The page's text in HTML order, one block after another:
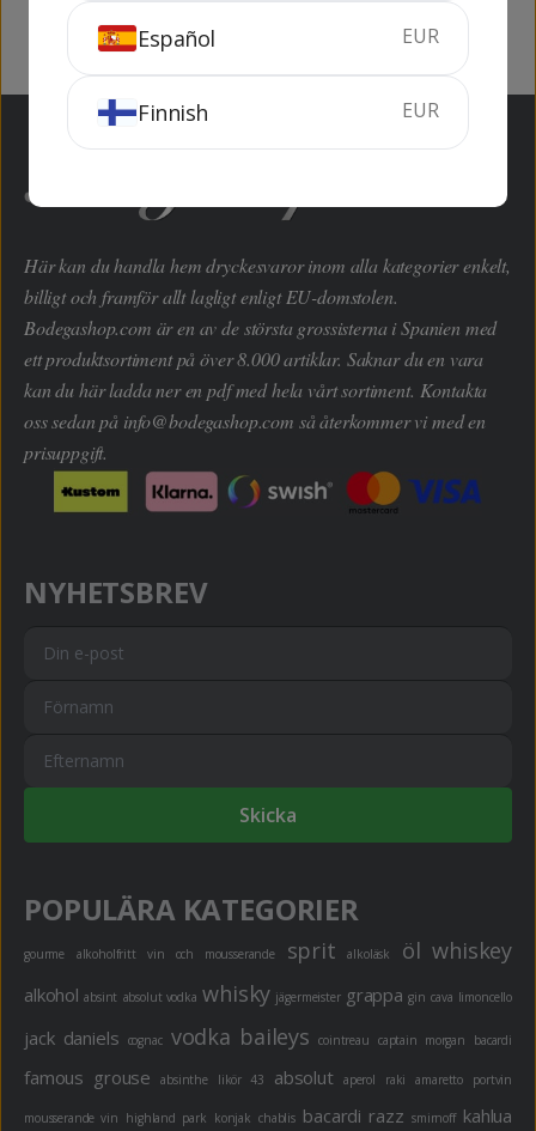
Här kan du handla hem dryckesvaror inom alla kategorier enkelt,
billigt och framför allt lagligt enligt EU-domstolen.
Bodegashop.com är en av de största grossisterna i Spanien med
ett produktsortiment på över 8.000 artiklar. Saknar du en vara
kan du här ladda ner en pdf med hela vårt sortiment. Kontakta
oss sedan på info@bodegashop.com så återkommer vi med en
prisuppgift.
NYHETSBREV
Skicka
POPULÄRA KATEGORIER
gourme alkoholfritt vin och mousserande sprit alkoläsk öl whiskey
alkohol absint absolut vodka whisky jägermeister grappa gin cava limoncello
jack daniels cognac vodka baileys cointreau captain morgan bacardi
famous grouse absinthe likör 43 absolut aperol raki amaretto portvin
mousserande vin highland park konjak chablis bacardi razz smirnoff kahlua
Español EUR
Finnish EUR